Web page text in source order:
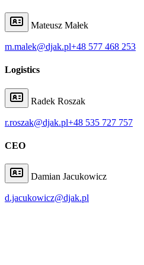
Mateusz Małek
m.malek@djak.pl+48 577 468 253
Logistics
Radek Roszak
r.roszak@djak.pl+48 535 727 757
CEO
Damian Jacukowicz
d.jacukowicz@djak.pl